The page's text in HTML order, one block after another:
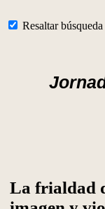
Resaltar búsqueda
La frialdad